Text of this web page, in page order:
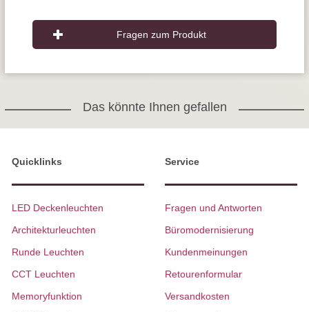
Fragen zum Produkt
Das könnte Ihnen gefallen
Quicklinks
LED Deckenleuchten
Architekturleuchten
Runde Leuchten
CCT Leuchten
Memoryfunktion
Service
Fragen und Antworten
Büromodernisierung
Kundenmeinungen
Retourenformular
Versandkosten